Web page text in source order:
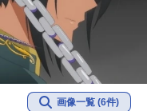
画像一覧 (6件)